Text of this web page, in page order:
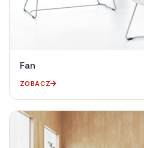
Fan
ZOBACZ